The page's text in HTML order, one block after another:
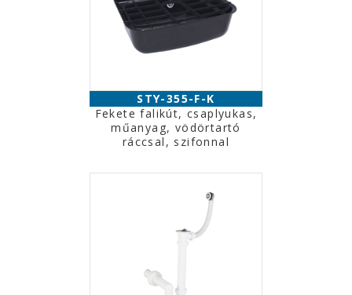
STY-355-F-K
Fekete falikút, csaplyukas,
műanyag, vödörtartó
ráccsal, szifonnal